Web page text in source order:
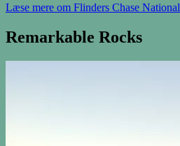
Læse mere om Flinders Chase
Remarkable Rocks